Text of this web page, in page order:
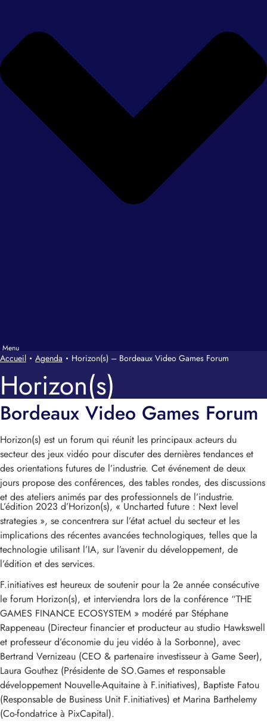
Accueil Agenda Horizon(s) – Bordeaux Video Games Forum
Horizon(s)
Bordeaux Video Games Forum
Horizon(s) est un forum qui réunit les principaux acteurs du
secteur des jeux vidéo pour discuter des dernières tendances et
des orientations futures de l’industrie. Cet événement de deux
jours propose des conférences, des tables rondes, des discussions
et des ateliers animés par des professionnels de l’industrie.
L’édition 2023 d’Horizon(s), « Uncharted future : Next level
strategies », se concentrera sur l’état actuel du secteur et les
implications des récentes avancées technologiques, telles que la
technologie utilisant l’IA, sur l’avenir du développement, de
l’édition et des services.
F.initiatives est heureux de soutenir pour la 2e année consécutive
le forum Horizon(s), et interviendra lors de la conférence “THE
GAMES FINANCE ECOSYSTEM » modéré par Stéphane
Rappeneau (Directeur financier et producteur au studio Hawkswell
et professeur d’économie du jeu vidéo à la Sorbonne), avec
Bertrand Vernizeau (CEO & partenaire investisseur à Game Seer),
Laura Gouthez (Présidente de SO.Games et responsable
développement Nouvelle-Aquitaine à F.initiatives), Baptiste Fatou
(Responsable de Business Unit F.initiatives) et Marina Barthelemy
(Co-fondatrice à PixCapital).